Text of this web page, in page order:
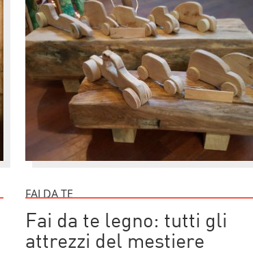
FAI DA TE
Fai da te legno: tutti gli
attrezzi del mestiere